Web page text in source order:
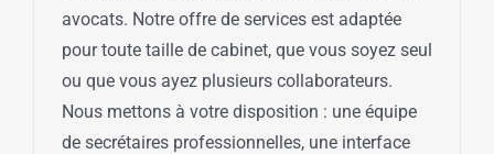
avocats. Notre offre de services est adaptée
pour toute taille de cabinet, que vous soyez seul
ou que vous ayez plusieurs collaborateurs.
Nous mettons à votre disposition : une équipe
de secrétaires professionnelles, une interface